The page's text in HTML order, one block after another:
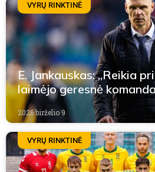
VYRŲ RINKTINĖ
E. Jankauskas: „Reikia
laimėjo geresnė
2026 birželio 9
VYRŲ RINKTINĖ